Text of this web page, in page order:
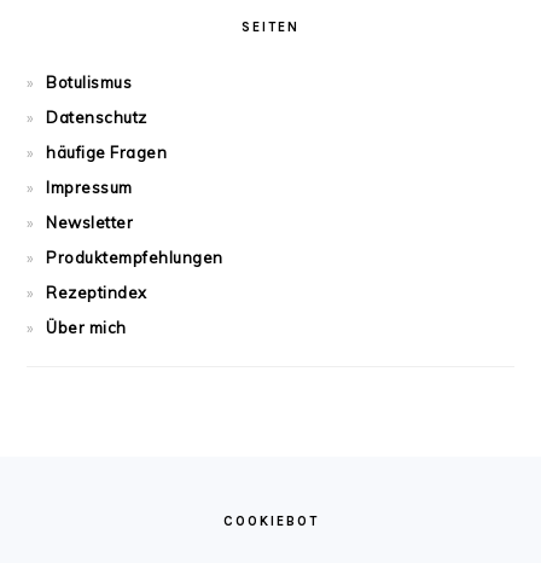
SEITEN
Botulismus
Datenschutz
häufige Fragen
Impressum
Newsletter
Produktempfehlungen
Rezeptindex
Über mich
COOKIEBOT